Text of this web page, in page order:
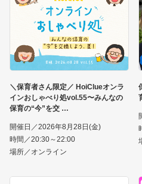
＼保育者さん限定／ HoiClueオンラ
インおしゃべり処vol.55〜みんなの
保育の“今”を交
開催日／2026年8月28日(金)
時間／20:30～22:00
場所／オンライン